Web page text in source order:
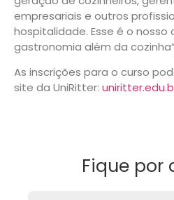
empresariais e outros
hospitalidade. Esse é o nosso
gastronomia além da
As inscrições para o curso
site da UniRitter:
Fique por